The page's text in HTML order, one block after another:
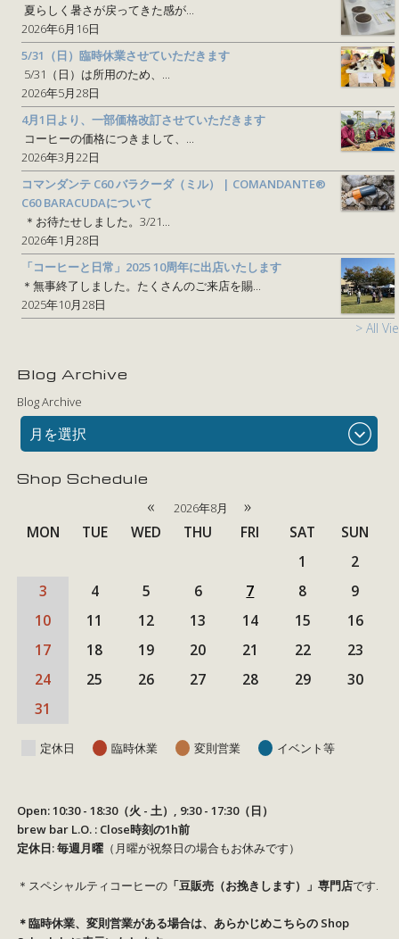
夏らしく暑さが戻ってきた感が...
2026年6月16日
5/31（日）臨時休業させていただきます
5/31（日）は所用のため、...
2026年5月28日
4月1日より、一部価格改訂させていただきます
コーヒーの価格につきまして、...
2026年3月22日
コマンダンテ C60 バラクーダ（ミル） | COMANDANTE®
C60 BARACUDAについて
＊お待たせしました。3/21...
2026年1月28日
「コーヒーと日常」2025 10周年に出店いたします
＊無事終了しました。たくさんのご来店を賜...
2025年10月28日
> All
Blog Archive
Blog Archive
月を選択
Shop Schedule
« 2026年8月 »
MON TUE WED THU FRI SAT
SUN
1
2
3
4 5 6 7 8
9
10
11 12 13 14 15
16
17
18 19 20 21 22
23
24
25 26 27 28 29
30
31
定休日 臨時休業 変則営業 イベント等
Open: 10:30 - 18:30（火 - 土）, 9:30 - 17:30（日）
brew bar L.O. : Close時刻の1h前
定休日: 毎週月曜 （月曜が祝祭日の場合もお休みです）
＊スペシャルティコーヒーの 「豆販売（お挽きします）」専門店です.
＊臨時休業、変則営業がある場合は、あらかじめこちらの Shop